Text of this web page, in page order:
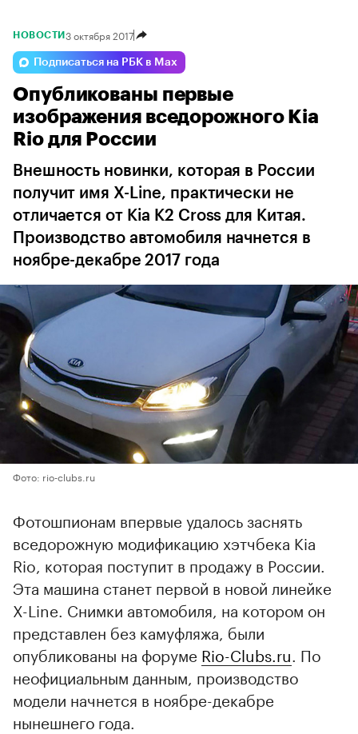
Changan Omoda
Esteo Voyah Jaecoo
НОВОСТИ 3 октября 2017
Подписаться на РБК в Max
Опубликованы первые
изображения вседорожного Kia
Rio для России
Внешность новинки, которая в России
получит имя X-Line, практически не
отличается от Kia K2 Cross для Китая.
Производство автомобиля начнется в
ноябре-декабре 2017 года
Фото: rio-clubs.ru
Фотошпионам впервые удалось заснять
вседорожную модификацию хэтчбека Kia
Rio, которая поступит в продажу в России.
Эта машина станет первой в новой линейке
X-Line. Снимки автомобиля, на котором он
представлен без камуфляжа, были
опубликованы на форуме Rio-Clubs.ru . По
неофициальным данным, производство
модели начнется в ноябре-декабре
нынешнего года.